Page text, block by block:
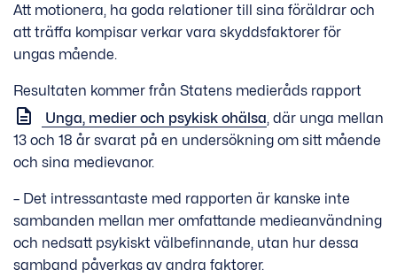
Att motionera, ha goda relationer till sina föräldrar och
att träffa kompisar verkar vara skyddsfaktorer för
ungas mående.
Resultaten kommer från Statens medieråds rapport
Unga, medier och psykisk ohälsa, där unga mellan
13 och 18 år svarat på en undersökning om sitt mående
och sina medievanor.
– Det intressantaste med rapporten är kanske inte
sambanden mellan mer omfattande medieanvändning
och nedsatt psykiskt välbefinnande, utan hur dessa
samband påverkas av andra faktorer.